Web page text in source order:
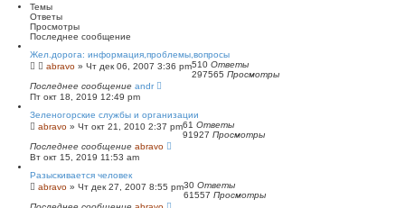
Темы
Ответы
Просмотры
Последнее сообщение
Жел.дорога: информация,проблемы,вопросы
abravo » Чт дек 06, 2007 3:36 pm510 Ответы
297565 Просмотры
Последнее сообщение andr
Пт окт 18, 2019 12:49 pm
Зеленогорские службы и организации
abravo » Чт окт 21, 2010 2:37 pm61 Ответы
91927 Просмотры
Последнее сообщение abravo
Вт окт 15, 2019 11:53 am
Разыскивается человек
abravo » Чт дек 27, 2007 8:55 pm30 Ответы
61557 Просмотры